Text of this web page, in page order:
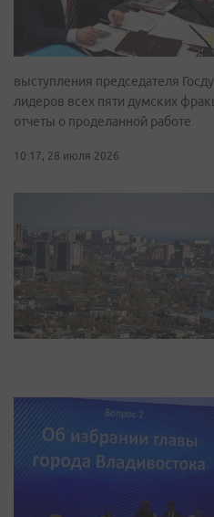
выступления председателя
лидеров всех пяти думских
отчеты о проделанной работе
10:17, 28 июля 2026